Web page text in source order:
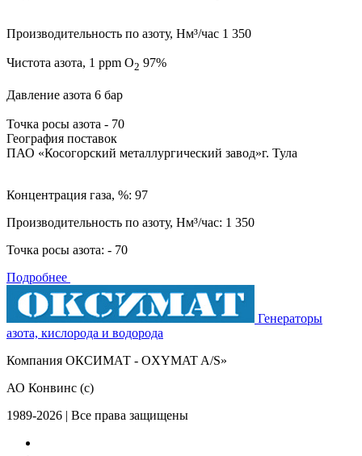
Производительность по азоту, Нм³/час 1 350
Чистота азота, 1 ppm O2 97%
Давление азота 6 бар
Точка росы азота - 70
География поставок
ПАО «Косогорский металлургический завод»г. Тула
Концентрация газа, %: 97
Производительность по азоту, Нм³/час: 1 350
Точка росы азота: - 70
Подробнее
Генераторы
азота, кислорода и водорода
Компания ОКСИМАТ - OXYMAT A/S»
АО Конвинс (с)
1989-2026 | Все права защищены